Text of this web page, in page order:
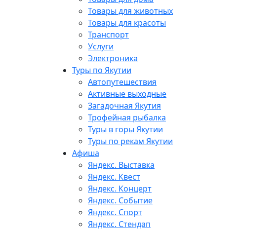
Товары для животных
Товары для красоты
Транспорт
Услуги
Электроника
Туры по Якутии
Автопутешествия
Активные выходные
Загадочная Якутия
Трофейная рыбалка
Туры в горы Якутии
Туры по рекам Якутии
Афиша
Яндекс. Выставка
Яндекс. Квест
Яндекс. Концерт
Яндекс. Событие
Яндекс. Спорт
Яндекс. Стендап